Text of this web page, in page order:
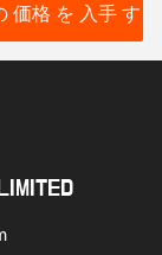
価格 を 入手 す